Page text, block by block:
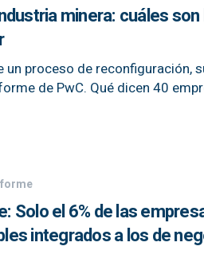
minera: cuáles
un proceso de reconfiguración,
de PwC. Qué dicen 40
Solo el 6% de las
integrados a los de